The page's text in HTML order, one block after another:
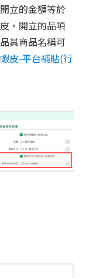
立的金額等於
，開立的品項
其商品名稱可
皮-平台補貼(行